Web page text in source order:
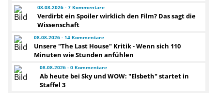
08.08.2026 - 7 Kommentare
Verdirbt ein Spoiler wirklich den Film? Das sagt die
Wissenschaft
08.08.2026 - 14 Kommentare
Unsere "The Last House" Kritik - Wenn sich 110
Minuten wie Stunden anfühlen
08.08.2026 - 0 Kommentare
Ab heute bei Sky und WOW: "Elsbeth" startet in
Staffel 3